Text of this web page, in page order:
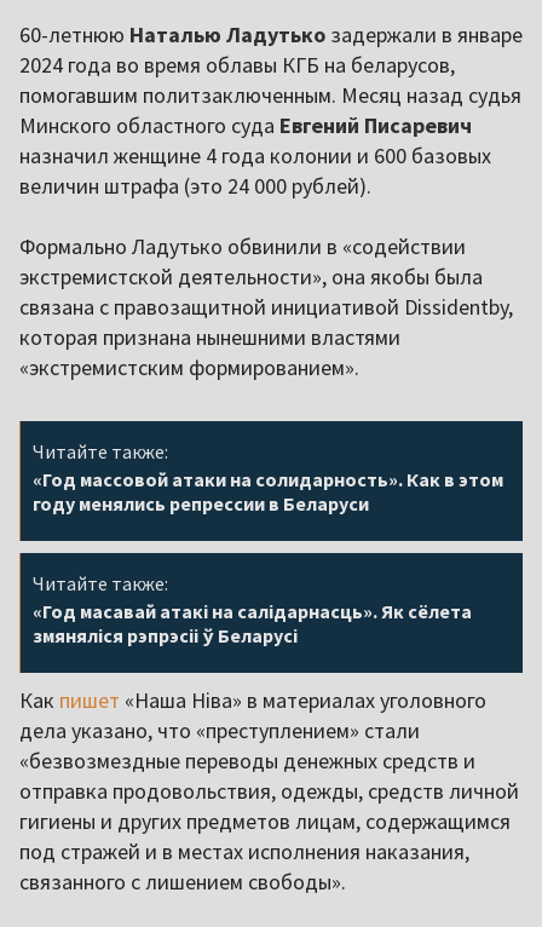
60-летнюю Наталью Ладутько задержали в январе
2024 года во время облавы КГБ на беларусов,
помогавшим политзаключенным. Месяц назад судья
Минского областного суда Евгений Писаревич
назначил женщине 4 года колонии и 600 базовых
величин штрафа (это 24 000 рублей).
Формально Ладутько обвинили в «содействии
экстремистской деятельности», она якобы была
связана с правозащитной инициативой Dissidentby,
которая признана нынешними властями
«экстремистским формированием».
Читайте также:
«Год массовой атаки на солидарность». Как в этом
году менялись репрессии в Беларуси
Читайте также:
«Год масавай атакі на салідарнасць». Як сёлета
змяняліся рэпрэсіі ў Беларусі
Как пишет «Наша Ніва» в материалах уголовного
дела указано, что «преступлением» стали
«безвозмездные переводы денежных средств и
отправка продовольствия, одежды, средств личной
гигиены и других предметов лицам, содержащимся
под стражей и в местах исполнения наказания,
связанного с лишением свободы».